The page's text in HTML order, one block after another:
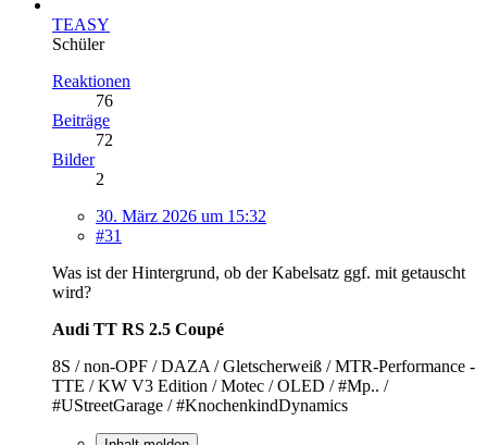
TEASY
Schüler
Reaktionen
76
Beiträge
72
Bilder
2
30. März 2026 um 15:32
#31
Was ist der Hintergrund, ob der Kabelsatz ggf. mit getauscht
wird?
Audi TT RS 2.5 Coupé
8S / non-OPF / DAZA / Gletscherweiß / MTR-Performance -
TTE / KW V3 Edition / Motec / OLED / #Mp.. /
#UStreetGarage / #KnochenkindDynamics